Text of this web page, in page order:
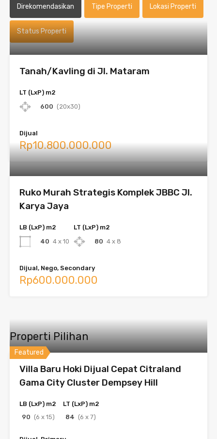
Direkomendasikan Tipe Properti Lokasi Properti
Status Properti
Tanah/Kavling di Jl. Mataram
LT (LxP) m2
600 (20x30)
Dijual
Rp10.800.000.000
Ruko Murah Strategis Komplek JBBC Jl.
Karya Jaya
LB (LxP) m2
40 4 x 10
LT (LxP) m2
80 4 x 8
Dijual, Nego, Secondary
Rp600.000.000
Properti Pilihan
Featured
Villa Baru Hoki Dijual Cepat Citraland
Gama City Cluster Dempsey Hill
LB (LxP) m2
90 (6 x 15)
LT (LxP) m2
84 (6 x 7)